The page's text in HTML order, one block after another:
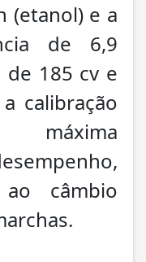
(etanol) e a
de 6,9
de 185 cv e
calibração
máxima
câmbio